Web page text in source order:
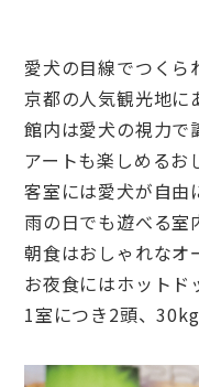
愛犬の目線でつく
京都の人気観光地に
館内は愛犬の視力で
アートも楽しめるお
客室には愛犬が自由
雨の日でも遊べる室
朝食はおしゃれなオ
お夜食にはホットド
1室につき2頭、